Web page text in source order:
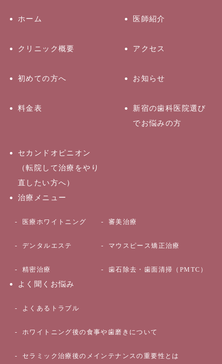
ホーム 医師紹介
クリニック概要 アクセス
初めての方へ お知らせ
料金表
新宿の歯科医院選び
でお悩みの方
セカンドオピニオン
（転院して治療をやり
直したい方へ）
治療メニュー
医療ホワイトニング 審美治療
デンタルエステ マウスピース矯正治療
精密治療 歯石除去・歯面清掃（PMTC）
よく聞くお悩み
よくあるトラブル
ホワイトニング後の食事や歯磨きについて
セラミック治療後のメインテナンスの重要性とは